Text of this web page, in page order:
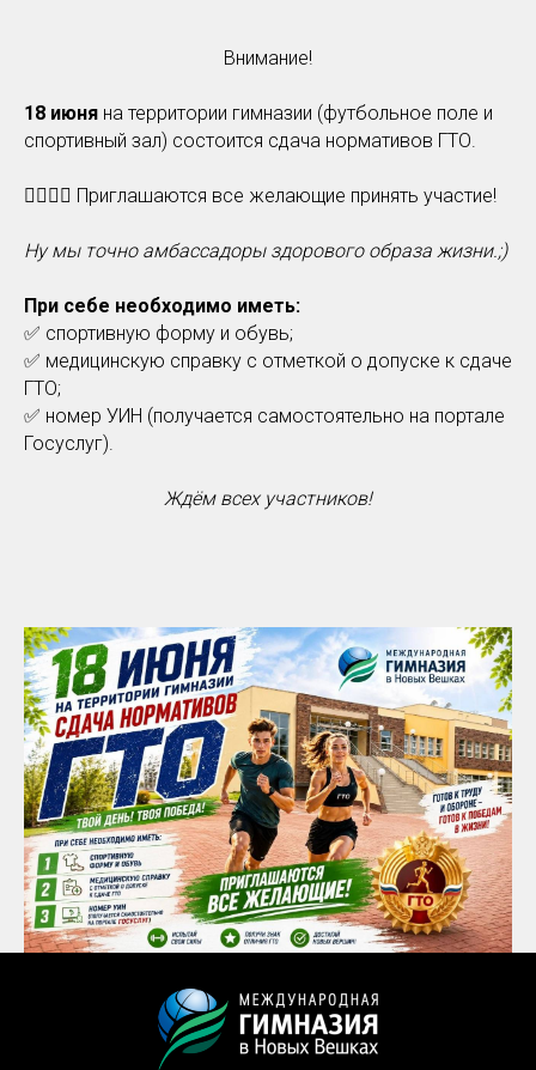
Внимание!
18 июня на территории гимназии (футбольное поле и
спортивный зал) состоится сдача нормативов ГТО.
🏃‍♂️🏃‍♀️ Приглашаются все желающие принять участие!
Ну мы точно амбассадоры здорового образа жизни.;)
При себе необходимо иметь:
✅ спортивную форму и обувь;
✅ медицинскую справку с отметкой о допуске к сдаче
ГТО;
✅ номер УИН (получается самостоятельно на портале
Госуслуг).
Ждём всех участников!